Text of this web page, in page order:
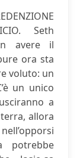
Seth
avere il
ora sta
voluto: un
un unico
a
allora
potrebbe